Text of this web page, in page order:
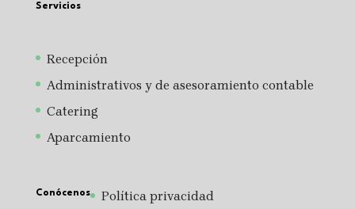
Servicios
Recepción
Administrativos y de asesoramiento contable
Catering
Aparcamiento
Conócenos
Política privacidad